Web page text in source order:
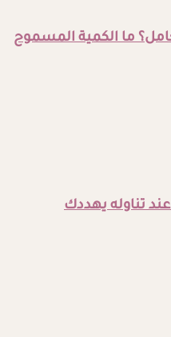
ما الكمية المسموح
تناوله يهددك